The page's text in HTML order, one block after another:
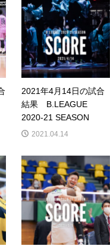
2021年4月14日の試合
結果 B.LEAGUE
2020-21 SEASON
2021.04.14